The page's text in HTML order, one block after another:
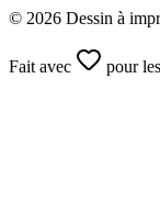
© 2026 Dessin à
Fait avec pour